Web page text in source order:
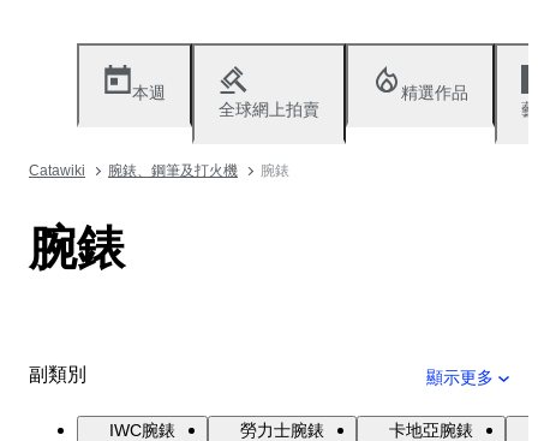
本週
全球網上拍賣
精選作品
Catawiki 腕錶、鋼筆及打火機 腕錶
腕錶
副類別 顯示更多
IWC腕錶 勞力士腕錶 卡地亞腕錶